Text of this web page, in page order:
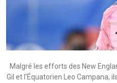
Malgré les efforts des New
Gil et l'Équatorien Leo Campana,